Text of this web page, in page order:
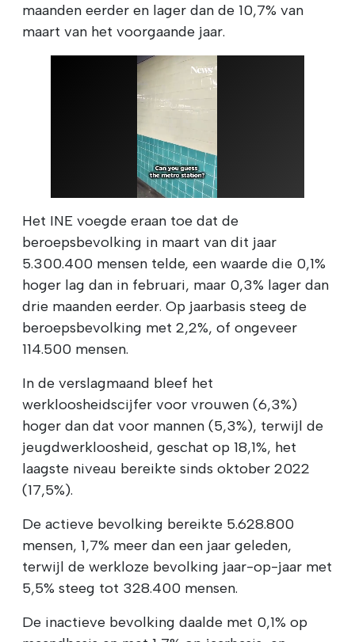
maanden eerder en lager dan de 10,7% van
maart van het voorgaande jaar.
Het INE voegde eraan toe dat de
beroepsbevolking in maart van dit jaar
5.300.400 mensen telde, een waarde die 0,1%
hoger lag dan in februari, maar 0,3% lager dan
drie maanden eerder. Op jaarbasis steeg de
beroepsbevolking met 2,2%, of ongeveer
114.500 mensen.
In de verslagmaand bleef het
werkloosheidscijfer voor vrouwen (6,3%)
hoger dan dat voor mannen (5,3%), terwijl de
jeugdwerkloosheid, geschat op 18,1%, het
laagste niveau bereikte sinds oktober 2022
(17,5%).
De actieve bevolking bereikte 5.628.800
mensen, 1,7% meer dan een jaar geleden,
terwijl de werkloze bevolking jaar-op-jaar met
5,5% steeg tot 328.400 mensen.
De inactieve bevolking daalde met 0,1% op